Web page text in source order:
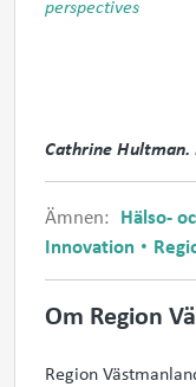
perspectives
Cathrine Hultman.
Ämnen: Hälso-
Innovation
Om Region
Region